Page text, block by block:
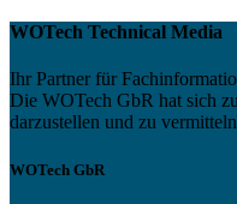
WOTech Technical Media
Ihr Partner für
Die WOTech GbR hat sich
darzustellen und zu
WOTech GbR